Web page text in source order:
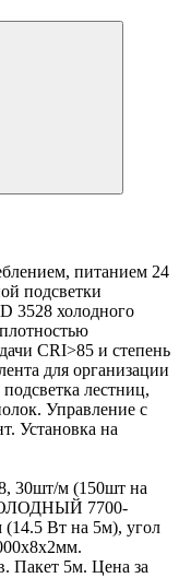
питанием 24
подсветки
3528 холодного
CRI>85 и степень
для организации
лестниц,
Управление с
Установка на
30шт/м (150шт на
7700-
Вт на 5м), угол
Пакет 5м. Цена за